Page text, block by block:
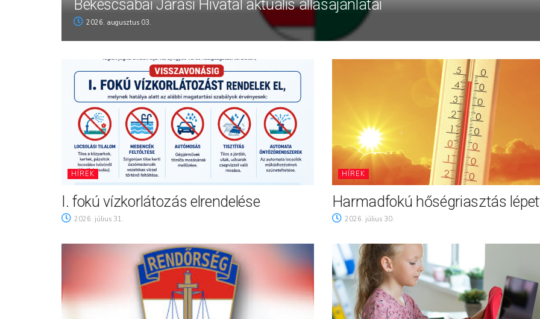
Békéscsabai Járási Hivatal aktuális állásajánlatai
2026. augusztus 03.
HÍREK
I. fokú vízkorlátozás elrendelése
2026. július 31.
HÍREK
Harmadfokú hőségriasztás
2026. július 30.